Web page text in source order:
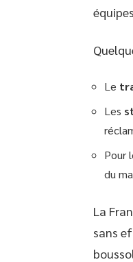
équipes.
Le
Les
Pour
du
La
sans